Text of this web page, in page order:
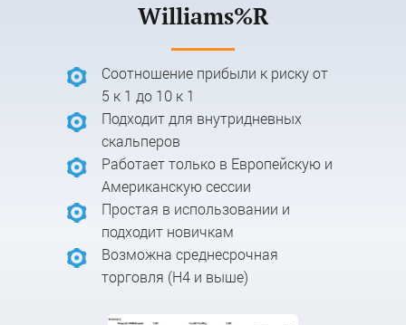
Williams%R
Соотношение прибыли к риску от
5 к 1 до 10 к 1
Подходит для внутридневных
скальперов
Работает только в Европейскую и
Американскую сессии
Простая в использовании и
подходит новичкам
Возможна среднесрочная
торговля (H4 и выше)